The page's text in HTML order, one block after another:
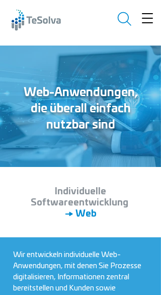
Web-Anwendungen,
die überall einfach
nutzbar sind
Individuelle
Softwareentwicklung
→ Web
Wir entwickeln individuelle Web-
Anwendungen, mit denen Sie Prozesse
digitalisieren, Informationen zentral
bereitstellen und Kunden sowie